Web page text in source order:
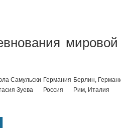
Самульски Германия Берлин,
Зуева Россия Рим, Италия